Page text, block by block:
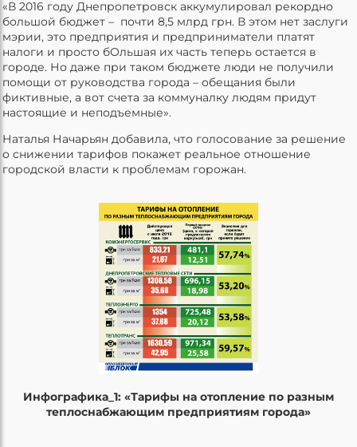
«В 2016 году Днепропетровск аккумулировал рекордно
большой бюджет – почти 8,5 млрд грн. В этом нет заслуги
мэрии, это предприятия и предприниматели платят
налоги и просто бОльшая их часть теперь остается в
городе. Но даже при таком бюджете люди не получили
помощи от руководства города – обещания были
фиктивные, а вот счета за коммуналку людям придут
настоящие и неподъемные».
Наталья Начарьян добавила, что голосование за решение
о снижении тарифов покажет реальное отношение
городской власти к проблемам горожан.
Инфографика_1: «Тарифы на отопление по разным
теплоснабжающим предприятиям города»